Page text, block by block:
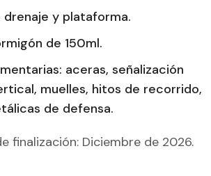
y plataforma.
de 150ml.
aceras, señalización
muelles, hitos de recorrido,
de defensa.
finalización: Diciembre de 2026.